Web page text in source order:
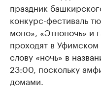
праздник
конкурс-фестиваль
моно», «Этноночь» и
проходят в
слову «ночь» в
23:00, поскольку
домами.